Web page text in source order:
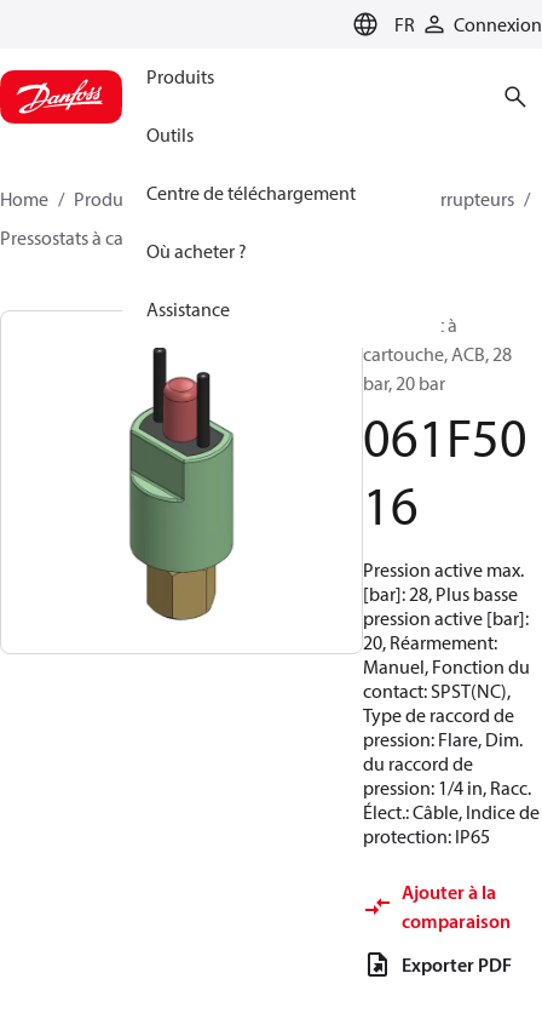
FR Connexion
Produits
Outils
Centre de téléchargement
Où acheter ?
Assistance
Home Produits Climate Solutions - cooling
Interrupteurs
Pressostats à cartouche
Pressostat à
cartouche, ACB, 28
bar, 20 bar
061F50
16
Pression active max.
[bar]: 28, Plus basse
pression active [bar]:
20, Réarmement:
Manuel, Fonction du
contact: SPST(NC),
Type de raccord de
pression: Flare, Dim.
du raccord de
pression: 1/4 in, Racc.
Élect.: Câble, Indice de
protection: IP65
Ajouter à la
comparaison
Exporter PDF